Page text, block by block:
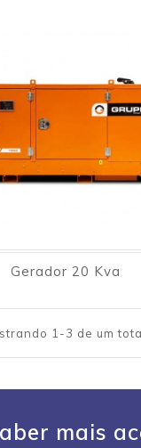
Gerador 20 Kva
1-3 de um
mais